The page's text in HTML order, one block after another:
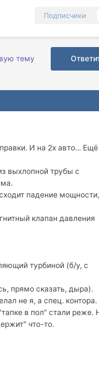
Подписчики
тему
И на 2х авто... Ещё
выхлопной трубы с
падение мощности,
клапан давления
турбиной (б/у, с
прямо сказать, дыра).
не я, а спец. контора.
в пол" стали реже.
что-то.